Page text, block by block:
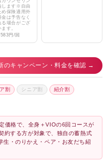
★4.4 / 5（84件）
高松院 ★3.7 / 5（180件）
★2.7 / 5（53件）
★3.9 / 5（18件）
★3.1 / 5（27件）
します※自由
め保険適用外
は予告なく
る場合がござ
ます。
円/回
のキャンペーン・料金を確認 →
割 シニア割 紹介割
価格で、全身＋VIOの6回コースが
約する方が対象で、独自の蓄熱式
生・のりかえ・ペア・お友だち紹